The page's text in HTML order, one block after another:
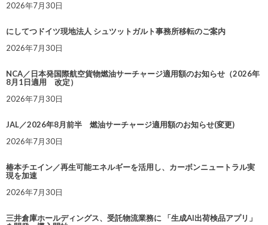
2026年7月30日
にしてつドイツ現地法人 シュツットガルト事務所移転のご案内
2026年7月30日
NCA／日本発国際航空貨物燃油サーチャージ適用額のお知らせ（2026年
8月1日適用 改定）
2026年7月30日
JAL／2026年8月前半 燃油サーチャージ適用額のお知らせ(変更)
2026年7月30日
椿本チエイン／再生可能エネルギーを活用し、カーボンニュートラル実
現を加速
2026年7月30日
三井倉庫ホールディングス、受託物流業務に 「生成AI出荷検品アプリ」